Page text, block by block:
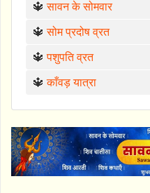
🔱सावन के सोमवार
🔱सोम प्रदोष व्रत
🔱पशुपति व्रत
🔱काँवड़ यात्रा